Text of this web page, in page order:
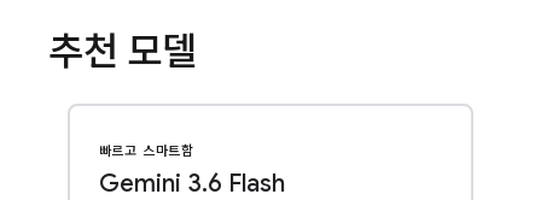
추천 모델
빠르고 스마트함
Gemini 3.6 Flash